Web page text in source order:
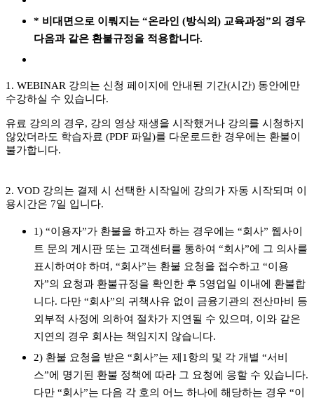
* 비대면으로 이뤄지는 “온라인 (방식의) 교육과정”의 경우
다음과 같은 환불규정을 적용합니다.
1. WEBINAR 강의는 신청 페이지에 안내된 기간(시간) 동안에만
수강하실 수 있습니다.
유료 강의의 경우, 강의 영상 재생을 시작했거나 강의를 시청하지
않았더라도 학습자료 (PDF 파일)를 다운로드한 경우에는 환불이
불가합니다.
2. VOD 강의는 결제 시 선택한 시작일에 강의가 자동 시작되며 이
용시간은 7일 입니다.
1) “이용자”가 환불을 하고자 하는 경우에는 “회사” 웹사이
트 문의 게시판 또는 고객센터를 통하여 “회사”에 그 의사를
표시하여야 하며, “회사”는 환불 요청을 접수하고 “이용
자”의 요청과 환불규정을 확인한 후 5영업일 이내에 환불합
니다. 다만 “회사”의 귀책사유 없이 금융기관의 전산마비 등
외부적 사정에 의하여 절차가 지연될 수 있으며, 이와 같은
지연의 경우 회사는 책임지지 않습니다.
2) 환불 요청을 받은 “회사”는 제1항의 및 각 개별 “서비
스”에 명기된 환불 정책에 따라 그 요청에 응할 수 있습니다.
다만 “회사”는 다음 각 호의 어느 하나에 해당하는 경우 “이